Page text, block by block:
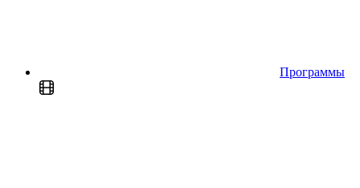
Программы